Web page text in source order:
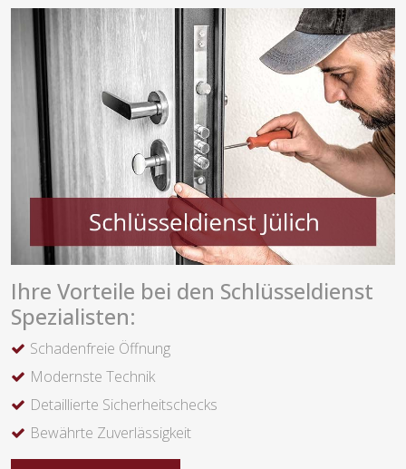
Ihre Vorteile bei den Schlüsseldienst
Spezialisten:
Schadenfreie Öffnung
Modernste Technik
Detaillierte Sicherheitschecks
Bewährte Zuverlässigkeit